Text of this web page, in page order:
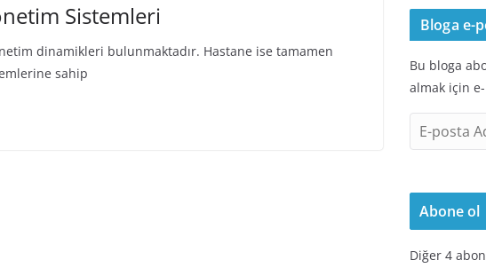
Sistemleri
dinamikleri bulunmaktadır. Hastane ise tamamen
sahip
Bloga e-
Bu bloga
almak için
-
o
t
a
Abone ol
Diğer 4